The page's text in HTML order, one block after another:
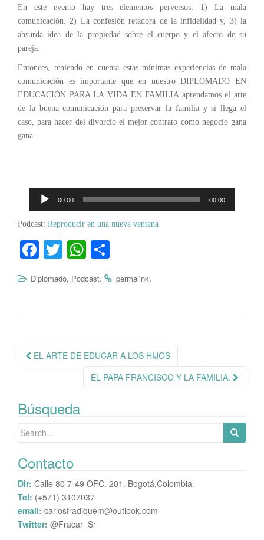
En este evento hay tres elementos perversos: 1) La mala
comunicación. 2) La confesión retadora de la infidelidad y, 3) la
absurda idea de la propiedad sobre el cuerpo y el afecto de su
pareja.
Entonces, teniendo en cuenta estas mínimas experiencias de mala
comunicación es importante que en nuestro DIPLOMADO EN
EDUCACIÓN PARA LA VIDA EN FAMILIA aprendamos el arte
de la buena comunicación para preservar la familia y si llega el
caso, para hacer del divorcio el mejor contrato como negocio gana
gana.
audio
00:00 00:00
Podcast: Reproducir en una nueva ventana
Fa
bo
T
tte
W
ts m
Diplomado, Podcast. permalink.
Navegación
EL ARTE DE EDUCAR A LOS HIJOS
EL PAPA FRANCISCO Y LA FAMILIA.
Búsqueda
Search
Contacto
Dir: Calle 80 7-49 OFC. 201. Bogotá,Colombia.
Tel: (+571) 3107037
email: carlosfradiquem@outlook.com
Twitter: @Fracar_Sr